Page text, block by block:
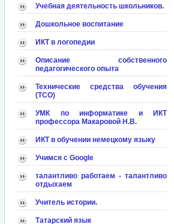
Учебная деятельность школьников.
Дошкольное воспитание
ИКТ в логопедии
Описание собственного
педагогического опыта
Технические средства обучения
(ТСО)
УМК по информатике и ИКТ
профессора Макаровой Н.В.
ИКТ в обучении немецкому языку
Учимся с Google
талантливо работаем - талантливо
отдыхаем
Учитель истории.
Татарский язык